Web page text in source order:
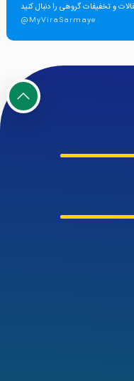
و تخفیفات گروهی را دنبال کنید
@MyViraSarmaye